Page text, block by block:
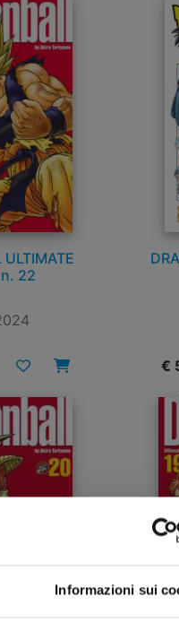
Informazioni sui
ULTIMATE
22
€